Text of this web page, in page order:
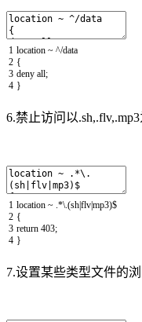
1
2
3
4
location ~ ^/data
{
deny all;
}
6.禁止访问以
1
2
3
4
location ~ *\ (sh|flv|mp3)$
{
return 403;
}
7.设置某些类型文件的